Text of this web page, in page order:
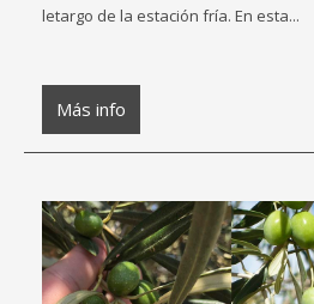
letargo de la estación fría. En esta...
Más info